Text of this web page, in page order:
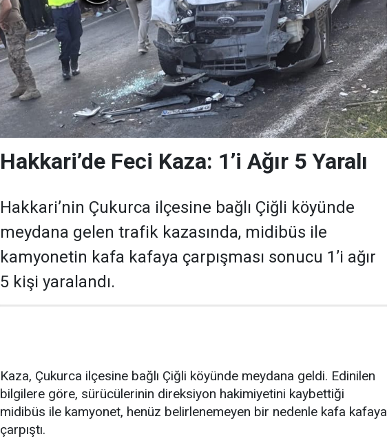
Hakkari’de Feci Kaza: 1’i Ağır 5 Yaralı
Hakkari’nin Çukurca ilçesine bağlı Çiğli köyünde
meydana gelen trafik kazasında, midibüs ile
kamyonetin kafa kafaya çarpışması sonucu 1’i ağır
5 kişi yaralandı.
Kaza, Çukurca ilçesine bağlı Çiğli köyünde meydana geldi. Edinilen
bilgilere göre, sürücülerinin direksiyon hakimiyetini kaybettiği
midibüs ile kamyonet, henüz belirlenemeyen bir nedenle kafa kafaya
çarpıştı.